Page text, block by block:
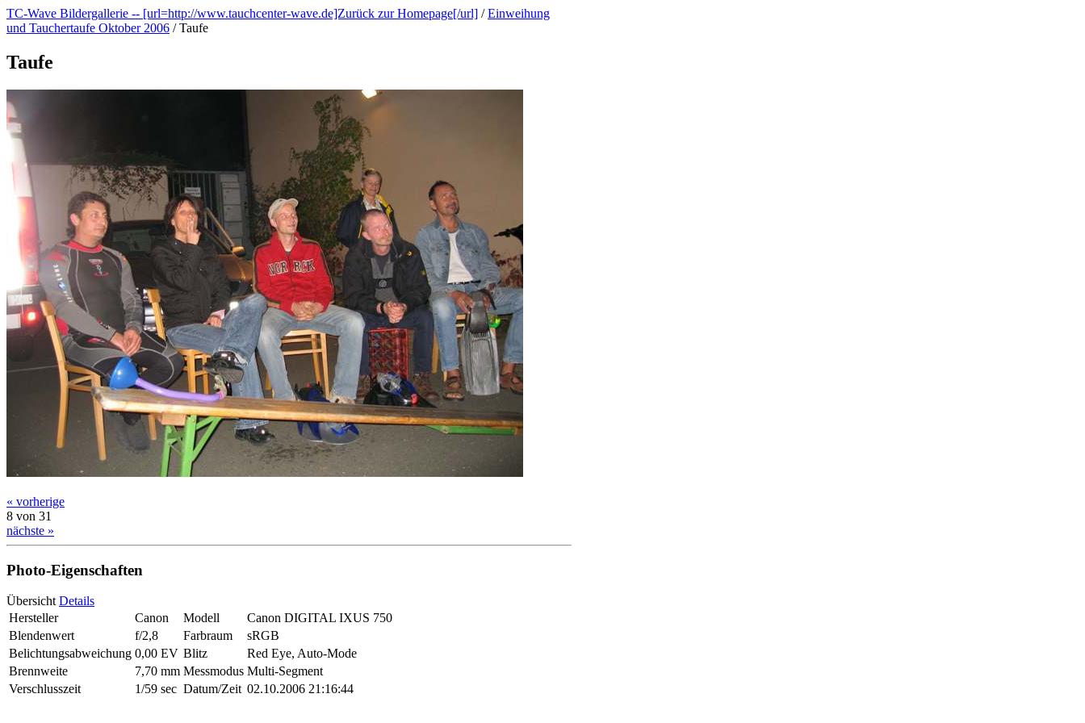
TC-Wave Bildergallerie -- [url=http://www.tauchcenter-wave.de]Zurück zur Homepage[/url] /Einweihung
und Tauchertaufe Oktober 2006 /Taufe
Taufe
« vorherige
8 von 31
nächste »
Photo-Eigenschaften
Übersicht Details
Hersteller
Canon Modell
Canon DIGITAL IXUS 750
Blendenwert
f/2,8 Farbraum
sRGB
Belichtungsabweichung 0,00 EV Blitz
Red Eye, Auto-Mode
Brennweite
7,70 mm Messmodus Multi-Segment
Verschlusszeit
1/59 sec Datum/Zeit 02.10.2006 21:16:44